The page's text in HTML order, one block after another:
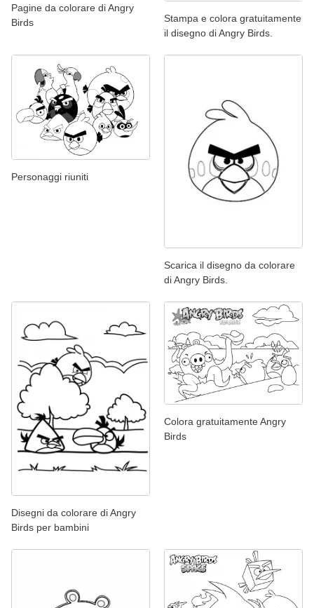
Pagine da colorare di Angry
Birds
Stampa e colora gratuitamente
il disegno di Angry Birds.
Personaggi riuniti
Scarica il disegno da colorare
di Angry Birds.
Disegni da colorare di Angry
Birds per bambini
Colora gratuitamente Angry
Birds